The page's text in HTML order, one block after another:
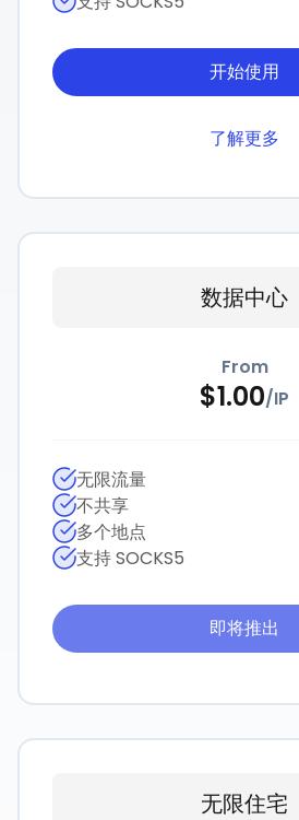
开始使用
了解更多
数据中心
From
$1.00/IP
无限流量
不共享
多个地点
支持 SOCKS5
即将推出
无限住宅